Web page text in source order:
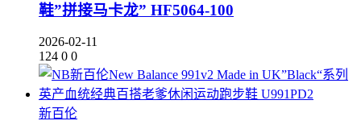
鞋”拼接马卡龙” HF5064-100
2026-02-11
124 0 0
新百伦